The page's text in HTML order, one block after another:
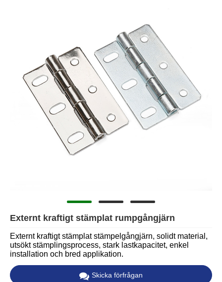
Externt kraftigt stämplat rumpgångjärn
Externt kraftigt stämplat stämpelgångjärn, solidt material,
utsökt stämplingsprocess, stark lastkapacitet, enkel
installation och bred applikation.
Skicka förfrågan